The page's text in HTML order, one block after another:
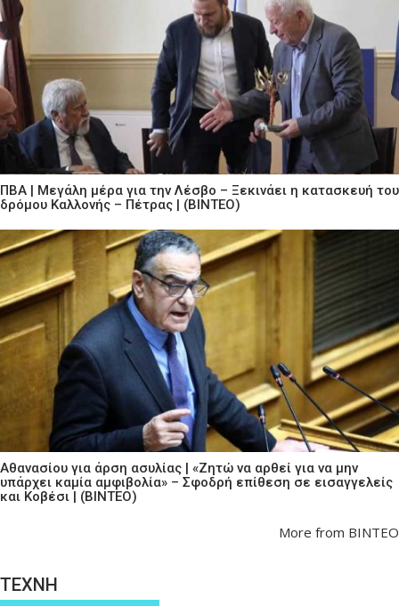
ΠΒΑ | Μεγάλη μέρα για την Λέσβο – Ξεκινάει η κατασκευή του
δρόμου Καλλονής – Πέτρας | (ΒΙΝΤΕΟ)
Αθανασίου για άρση ασυλίας | «Ζητώ να αρθεί για να μην
υπάρχει καμία αμφιβολία» – Σφοδρή επίθεση σε εισαγγελείς
και Κοβέσι | (ΒΙΝΤΕΟ)
More from ΒΙΝΤΕΟ
ΤΕΧΝΗ